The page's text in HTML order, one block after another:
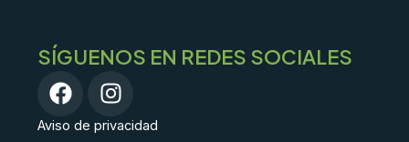
SÍGUENOS EN REDES SOCIALES
F
a
c
I
n
s
Aviso de privacidad